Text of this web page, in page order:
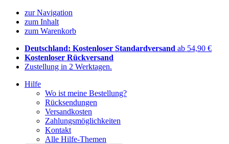
zur Navigation
zum Inhalt
zum Warenkorb
Deutschland: Kostenloser Standardversand ab 54,90 €
Kostenloser Rückversand
Zustellung in 2 Werktagen.
Hilfe
Wo ist meine Bestellung?
Rücksendungen
Versandkosten
Zahlungsmöglichkeiten
Kontakt
Alle Hilfe-Themen